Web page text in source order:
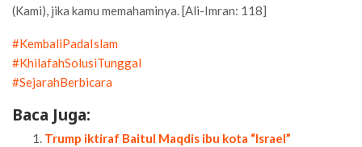
(Kami), jika kamu memahaminya. [Ali-Imran: 118]
#KembaliPadaIslam
#KhilafahSolusiTunggal
#SejarahBerbicara
Baca Juga:
Trump iktiraf Baitul Maqdis ibu kota “Israel”